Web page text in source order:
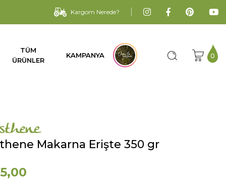
Kargom Nerede?
TÜM
ÜRÜNLER
KAMPANYA 0
Makarna Erişte 350 gr